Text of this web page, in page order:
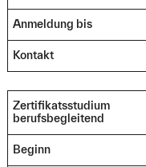
Anmeldung bis
Kontakt
Zertifikatsstudium
berufsbegleitend
Beginn